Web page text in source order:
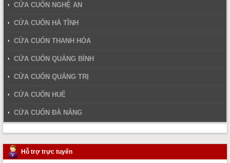
CỬA CUỐN NGHỆ AN
CỬA CUỐN HÀ TĨNH
CỬA CUỐN THANH HÓA
CỬA CUỐN QUẢNG BÌNH
CỬA CUỐN QUẢNG TRỊ
CỬA CUỐN HUẾ
CỬA CUỐN ĐÀ NẴNG
Hỗ trợ trực tuyến